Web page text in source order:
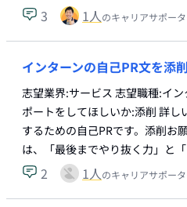
3 1人のキャリアサポー
インターンの自己PR文を添
志望業界:サービス 志望職種:イ
ポートをしてほしいか:添削 詳し
するための自己PRです。添削お
は、「最後までやり抜く力」と
2 1人のキャリアサポー